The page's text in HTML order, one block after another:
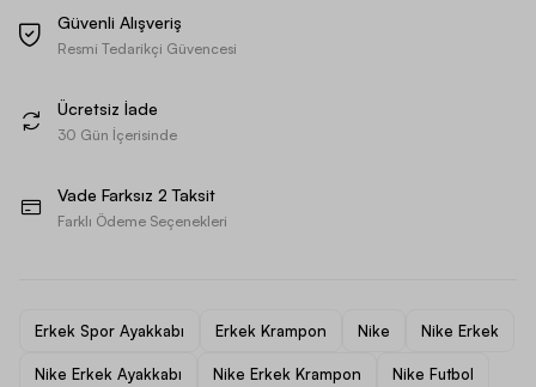
Güvenli Alışveriş
Resmi Tedarikçi Güvencesi
Ücretsiz İade
30 Gün İçerisinde
Vade Farksız 2 Taksit
Farklı Ödeme Seçenekleri
Erkek Spor Ayakkabı Erkek Krampon Nike Nike Erkek
Nike Erkek Ayakkabı Nike Erkek Krampon Nike Futbol